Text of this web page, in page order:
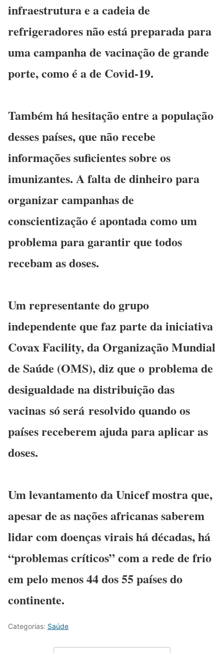
infraestrutura e a cadeia de
refrigeradores não está preparada para
uma campanha de vacinação de grande
porte, como é a de Covid-19.
Também há hesitação entre a população
desses países, que não recebe
informações suficientes sobre os
imunizantes. A falta de dinheiro para
organizar campanhas de
conscientização é apontada como um
problema para garantir que todos
recebam as doses.
Um representante do grupo
independente que faz parte da iniciativa
Covax Facility, da Organização Mundial
de Saúde (OMS), diz que o problema de
desigualdade na distribuição das
vacinas só será resolvido quando os
países receberem ajuda para aplicar as
doses.
Um levantamento da Unicef mostra que,
apesar de as nações africanas saberem
lidar com doenças virais há décadas, há
“problemas críticos” com a rede de frio
em pelo menos 44 dos 55 países do
continente.
Categorias: Saúde